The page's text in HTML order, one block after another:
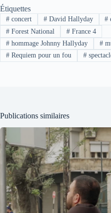
Étiquettes
#concert #David Hallyday #
#Forest National #France 4
#hommage Johnny Hallyday #
#Requiem pour un fou #
Publications similaires